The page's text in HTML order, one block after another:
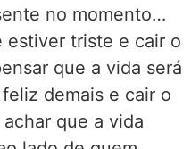
no momento…
estiver triste e cair o
que a vida será
demais e cair o
achar que a vida